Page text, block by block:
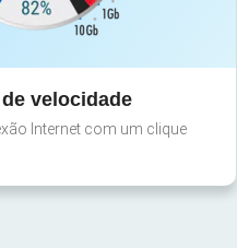
velocidade
Internet com um clique